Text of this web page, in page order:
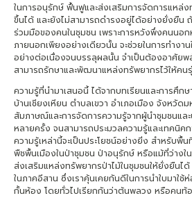
ในการอนุรักษ์ ฟื้นฟูและส่งเสริมการจัดการแหล่
ขึ้นได้ และยังไม่สามารถดำรงอยู่ได้อย่างยั่งยืน
ร่วมมือของคนในชุมชน เพราะการหวังพึ่งคนนอ
ภายนอกเพียงอย่างเดียวนั้น จะช่วยในการทำงาน
อย่างต่อเนื่องจนบรรลุผลนั้น จำเป็นต้องอาศัยพ
สามารถรักษาและพัฒนาแหล่งทรัพยากรไว้ให้ค
ความรู้ที่นำมาเสนอนี้ ได้จากบทเรียนและการศึ
บ้านเชียงเหียน ตำบลเขวา อำเภอเมือง จังหวัด
สัมภาษณ์และการจัดการความรู้จากผู้นำชุมชนแล
หลายครั้ง จนสามารถประมวลความรู้และเทคนิ
ความรู้เหล่านี้จะเป็นประโยชน์อย่างยิ่ง สำหรับ
พืชพื้นเมืองในป่าชุมชน ป่าอนุรักษ์ หรือแม้ที่ว่างใ
ส่งเสริมแหล่งทรัพยากรป่าไม้ในชุมชนให้ยั่งยืนไ
ในภาคอีสาน ซึ่งเราคุ้นเคยกันดีในการนำใบมาใช้
กั้นห้อง โดยทั่วไปเรียกกันว่าต้นพลวง หรือคนท้